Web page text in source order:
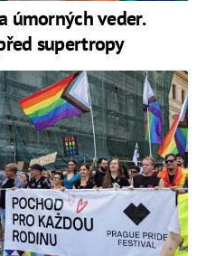
úmorných veder.
supertropy